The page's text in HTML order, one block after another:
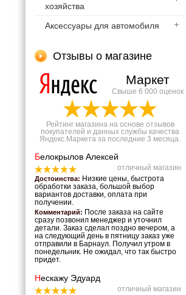
хозяйства
Аксессуары для автомобиля
Отзывы о магазине
Маркет
Свыше 6 000 оценок
Рейтинг магазина на основе отзывов
покупателей и данных службы качества
Яндекс.Маркета за последние 3 месяца.
Белокрылов Алексей
отличный магазин
Достоинства: Низкие цены, быстрота
обработки заказа, большой выбор
вариантов доставки, оплата при
получении.
Комментарий: После заказа на сайте
сразу позвонил менеджер и уточнил
детали. Заказ сделал поздно вечером, а
на следующий день в пятницу заказ уже
отправили в Барнаул. Получил утром в
понедельник. Не ожидал, что так быстро
придет.
Нескажу Эдуард
отличный магазин